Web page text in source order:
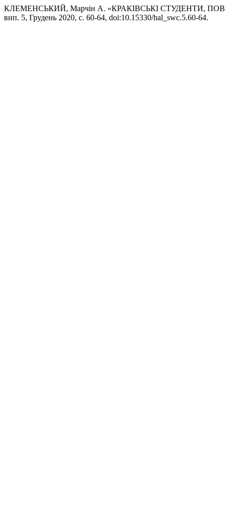
КЛЕМЕНСЬКИЙ, Марчін А. «КРАКІВСЬКІ СТУДЕНТИ,
вип. 5, Грудень 2020, с. 60-64, doi:10.15330/hal_swc.5.60-64.